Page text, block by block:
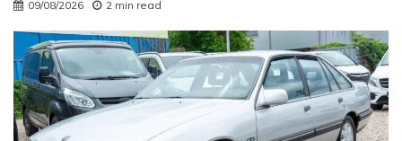
09/08/2026 2 min read